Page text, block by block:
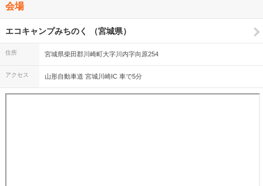
会場
エコキャンプみちのく （宮城県）
住所 宮城県柴田郡川崎町大字川内字向原254
アクセス 山形自動車道 宮城川崎IC 車で5分